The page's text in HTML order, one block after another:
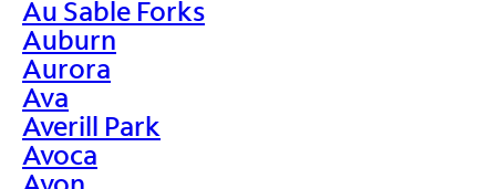
Au Sable Forks
Auburn
Aurora
Ava
Averill Park
Avoca